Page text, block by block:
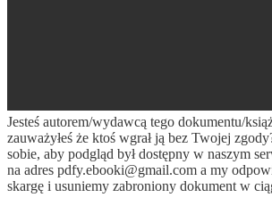
Jesteś autorem/wydawcą tego dokumentu/
zauważyłeś że ktoś wgrał ją bez Twojej
sobie, aby podgląd był dostępny w naszym
na adres pdfy.ebooki@gmail.com a my
skargę i usuniemy zabroniony dokument w